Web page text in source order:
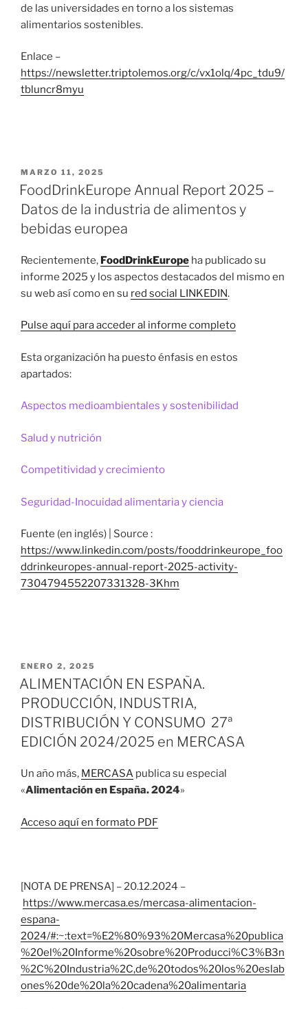
de las universidades en torno a los sistemas
alimentarios sostenibles.
Enlace –
https://newsletter.triptolemos.org/c/vx1olq/4pc_tdu9/
tbluncr8myu
PUBLICADO
EL
MARZO 11, 2025
FoodDrinkEurope Annual Report 2025 –
Datos de la industria de alimentos y
bebidas europea
Recientemente, FoodDrinkEurope ha publicado su
informe 2025 y los aspectos destacados del mismo en
su web así como en su red social LINKEDIN.
Pulse aquí para acceder al informe completo
Esta organización ha puesto énfasis en estos
apartados:
Aspectos medioambientales y sostenibilidad
Salud y nutrición
Competitividad y crecimiento
Seguridad-Inocuidad alimentaria y ciencia
Fuente (en inglés) | Source :
https://www.linkedin.com/posts/fooddrinkeurope_foo
ddrinkeuropes-annual-report-2025-activity-
7304794552207331328-3Khm
PUBLICADO
EL
ENERO 2, 2025
ALIMENTACIÓN EN ESPAÑA.
PRODUCCIÓN, INDUSTRIA,
DISTRIBUCIÓN Y CONSUMO 27ª
EDICIÓN 2024/2025 en MERCASA
Un año más, MERCASA publica su especial
«Alimentación en España. 2024»
Acceso aquí en formato PDF
[NOTA DE PRENSA] – 20.12.2024 –
https://www.mercasa.es/mercasa-alimentacion-
espana-
2024/#:~:text=%E2%80%93%20Mercasa%20publica
%20el%20Informe%20sobre%20Producci%C3%B3n
%2C%20Industria%2C,de%20todos%20los%20eslab
ones%20de%20la%20cadena%20alimentaria